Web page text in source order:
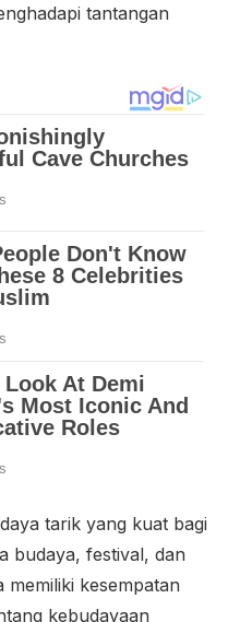
tantangan
tarik yang kuat bagi
budaya, festival, dan
memiliki kesempatan
kebudayaan